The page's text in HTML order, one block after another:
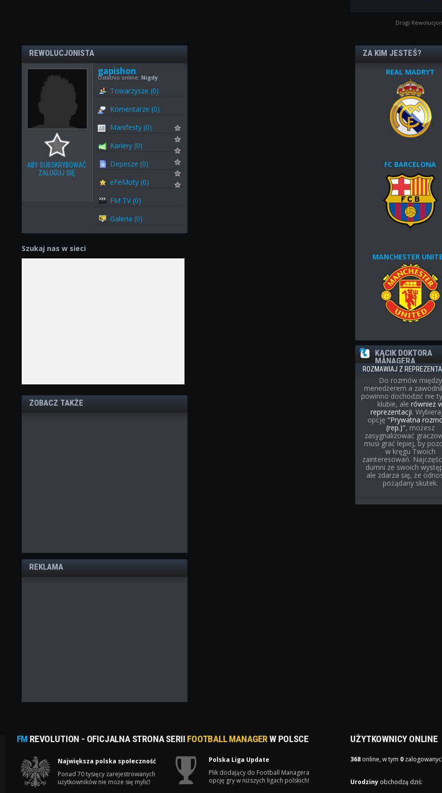
Drogi
REWOLUCJONISTA
ABY SUBSKRYBOWAĆ
ZALOGUJ SIĘ
gapishon
Ostatnio online: Nigdy
Towarzysze (0)
Komentarze (0)
Manifesty (0)
Kariery (0)
Depesze (0)
eFeMoty (0)
FM TV (0)
Galeria (0)
Szukaj nas w sieci
ZOBACZ TAKŻE
REKLAMA
ZA KIM JESTEŚ?
REAL MADRYT
FC BARCELONA
MANCHESTER
KĄCIK DOKTORA
MANAGERA
ROZMAWIAJ Z
Do rozmów między
menedżerem a
powinno dochodzić nie
klubie, ale również
reprezentacji.
opcję "Prywatna
(rep.)", możesz
zasygnalizować
musi grać lepiej, by
w kręgu Twoich
zainteresowań.
dumni ze swoich
ale zdarza się, że
pożądany skutek.
FM REVOLUTION - OFICJALNA STRONA SERII FOOTBALL MANAGERW POLSCE
Największa polska społeczność
Ponad 70 tysięcy zarejestrowanych
użytkowników nie może się mylić!
Polska Liga Update
Plik dodający do Football Managera
opcję gry w niższych ligach polskich!
UŻYTKOWNICY ONLINE
368 online, w tym 0
Urodziny obchodzą dziś: